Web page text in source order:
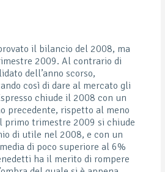
il bilancio del 2008, ma
2009. Al contrario di
dell’anno scorso,
così di dare al mercato gli
chiude il 2008 con un
precedente, rispetto al meno
primo trimestre 2009 si chiude
di utile nel 2008, e con un
di poco superiore al 6%
ha il merito di rompere